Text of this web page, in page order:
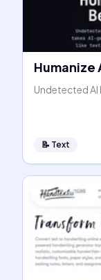
Humanize
Undetected AI
📝 Text